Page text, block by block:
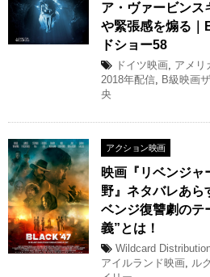
ア・ヴァービンス
や緊張感を煽る｜
ドショー58
ドイツ映画, アメリ
2018年配信, B級映画
央
アクション映画
映画『リベンジャ
野』ネタバレあら
ベンジ復讐劇のテ
義”とは！
Wildcard
アイルランド映画, ル